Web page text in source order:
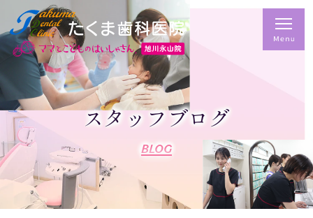
スタッフブログ
BLOG